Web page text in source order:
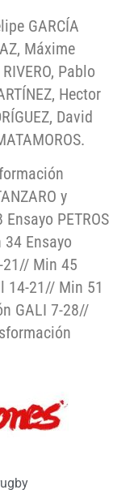
GARCÍA
Máxime
Pablo
Hector
David
y
PETROS
Ensayo
21// Min 45
14-21// Min 51
GALI 7-28//